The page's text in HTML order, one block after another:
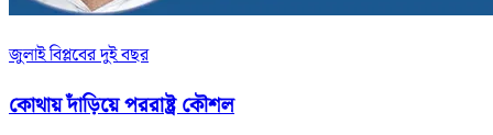
জুলাই বিপ্লবের দুই বছর
কোথায় দাঁড়িয়ে পররাষ্ট্র কৌশল